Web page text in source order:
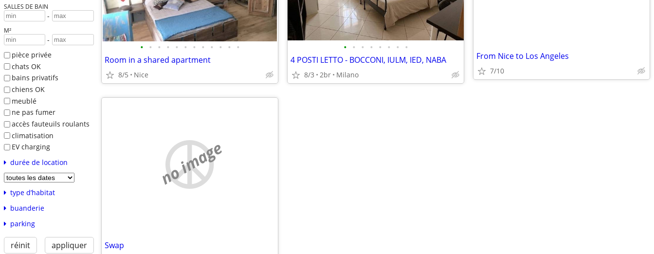
SALLES DE BAIN
-
M²
-
pièce privée
chats OK
bains privatifs
chiens OK
meublé
ne pas fumer
accès fauteuils roulants
climatisation
EV charging
durée de location
type d’habitat
buanderie
parking
réinit appliquer
• • • • • • • • • • • •
Room in a shared apartment
8/5 Nice
• • • • • • • •
4 POSTI LETTO - BOCCONI, IULM, IED, NABA
8/3 2br Milano
From Nice to Los Angeles
7/10
no image
Swap